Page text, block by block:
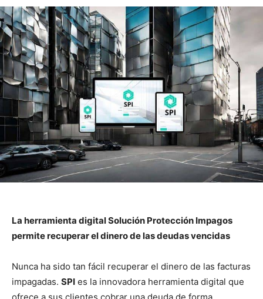
La herramienta digital Solución Protección Impagos
permite recuperar el dinero de las deudas vencidas
Nunca ha sido tan fácil recuperar el dinero de las facturas
impagadas. SPI es la innovadora herramienta digital que